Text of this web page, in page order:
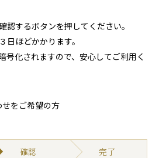
認するボタンを押してください。
日ほどかかります。
号化されますので、安心してご利用く
をご希望の方
確認 完了